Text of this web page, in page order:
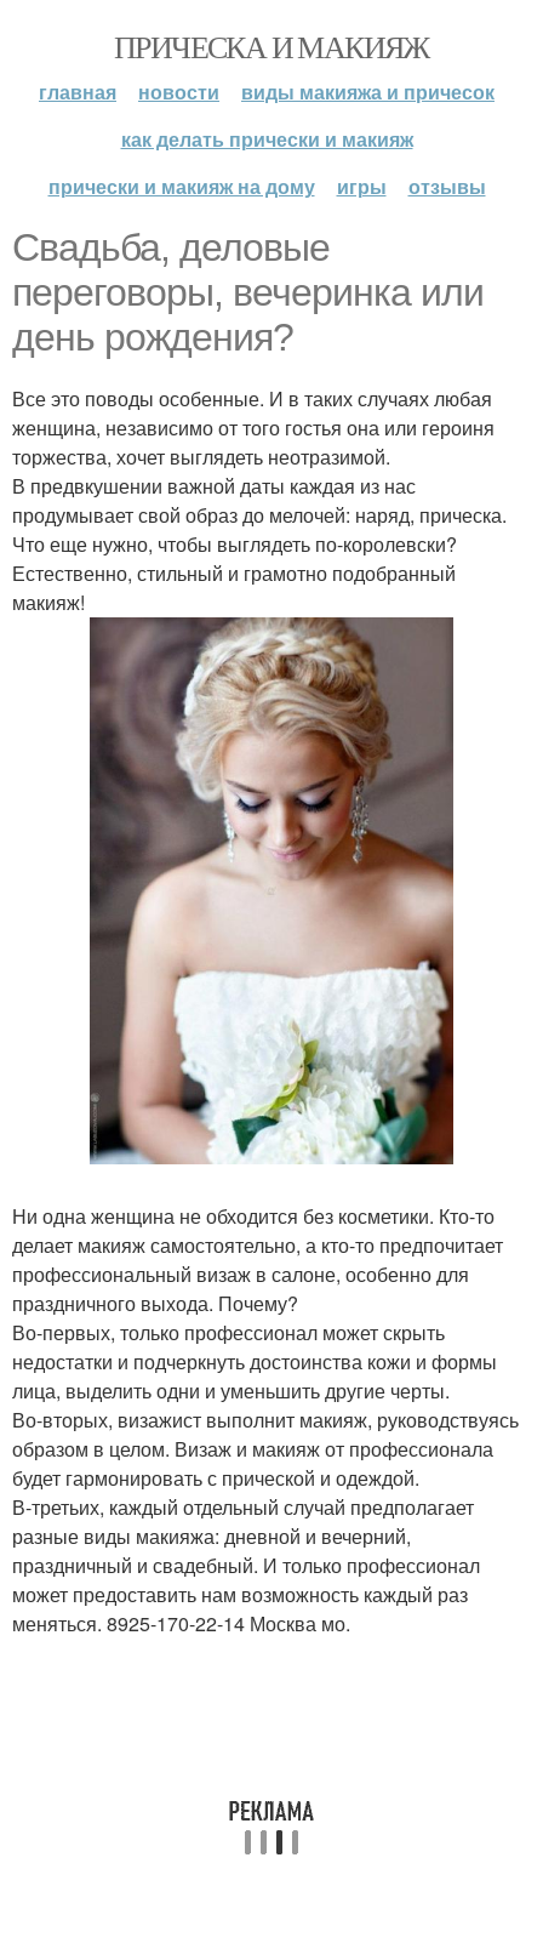
ПРИЧЕСКА И МАКИЯЖ
главная новости
виды макияжа и причесок
как делать прически и макияж
прически и макияж на дому
игры отзывы
Свадьба, деловые
переговоры, вечеринка или
день рождения?
Все это поводы особенные. И в таких случаях любая
женщина, независимо от того гостья она или героиня
торжества, хочет выглядеть неотразимой.
В предвкушении важной даты каждая из нас
продумывает свой образ до мелочей: наряд, прическа.
Что еще нужно, чтобы выглядеть по-королевски?
Естественно, стильный и грамотно подобранный
макияж!
Ни одна женщина не обходится без косметики. Кто-то
делает макияж самостоятельно, а кто-то предпочитает
профессиональный визаж в салоне, особенно для
праздничного выхода. Почему?
Во-первых, только профессионал может скрыть
недостатки и подчеркнуть достоинства кожи и формы
лица, выделить одни и уменьшить другие черты.
Во-вторых, визажист выполнит макияж, руководствуясь
образом в целом. Визаж и макияж от профессионала
будет гармонировать с прической и одеждой.
В-третьих, каждый отдельный случай предполагает
разные виды макияжа: дневной и вечерний,
праздничный и свадебный. И только профессионал
может предоставить нам возможность каждый раз
меняться. 8925-170-22-14 Москва мо.